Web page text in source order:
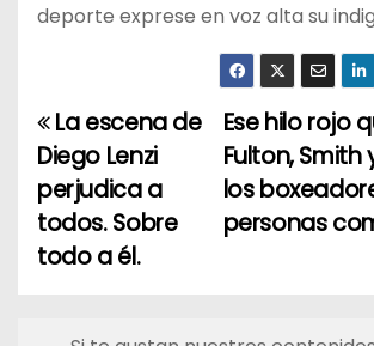
deporte exprese en voz alta su
N
a
v
Ese hilo rojo
Fulton, Smith
los
personas
La escena de
Diego Lenzi
perjudica a
todos. Sobre
todo a él.